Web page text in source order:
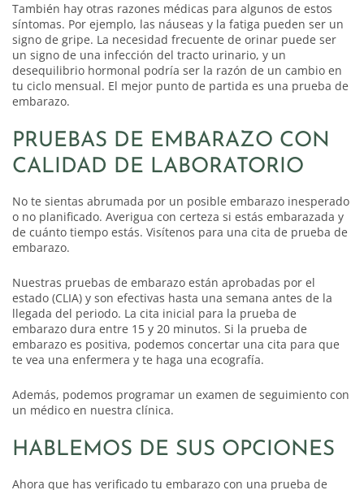
También hay otras razones médicas para algunos de estos
síntomas. Por ejemplo, las náuseas y la fatiga pueden ser un
signo de gripe. La necesidad frecuente de orinar puede ser
un signo de una infección del tracto urinario, y un
desequilibrio hormonal podría ser la razón de un cambio en
tu ciclo mensual. El mejor punto de partida es una prueba de
embarazo.
PRUEBAS DE EMBARAZO CON
CALIDAD DE LABORATORIO
No te sientas abrumada por un posible embarazo inesperado
o no planificado. Averigua con certeza si estás embarazada y
de cuánto tiempo estás. Visítenos para una cita de prueba de
embarazo.
Nuestras pruebas de embarazo están aprobadas por el
estado (CLIA) y son efectivas hasta una semana antes de la
llegada del periodo. La cita inicial para la prueba de
embarazo dura entre 15 y 20 minutos. Si la prueba de
embarazo es positiva, podemos concertar una cita para que
te vea una enfermera y te haga una ecografía.
Además, podemos programar un examen de seguimiento con
un médico en nuestra clínica.
HABLEMOS DE SUS OPCIONES
Ahora que has verificado tu embarazo con una prueba de